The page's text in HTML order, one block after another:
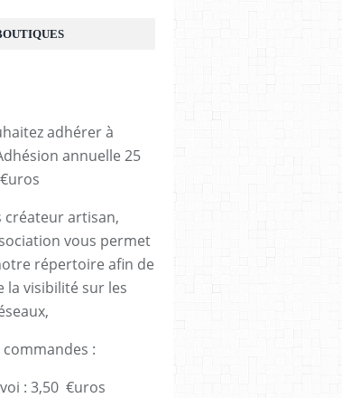
adhérer à
annuelle 25
€uros
créateur artisan,
vous permet
répertoire afin de
la visibilité sur les
:
: 3,50 €uros